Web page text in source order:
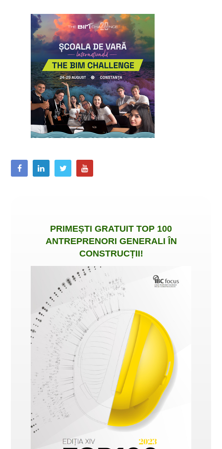
PRIMEȘTI GRATUIT TOP 100
ANTREPRENORI GENERALI ÎN
CONSTRUCȚII!